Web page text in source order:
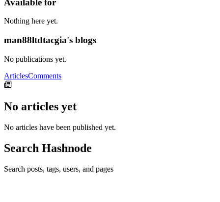
Available for
Nothing here yet.
man88ltdtacgia's blogs
No publications yet.
ArticlesComments
No articles yet
No articles have been published yet.
Search Hashnode
Search posts, tags, users, and pages